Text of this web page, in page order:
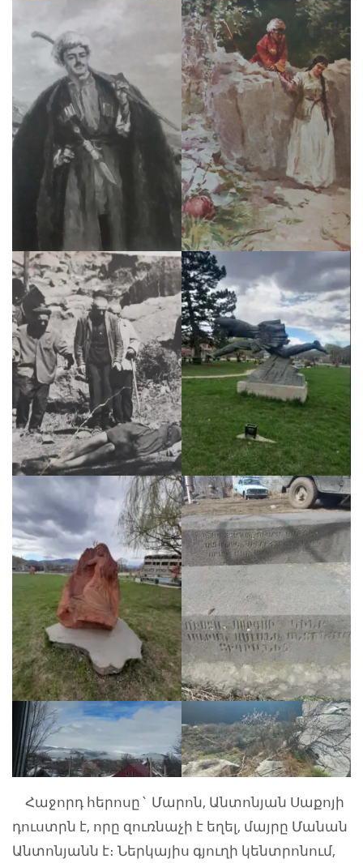
Հաջորդ հերոսը` Մարոն, Անտոնյան Սաքոյի
դուստրն է, որը զուռնաչի է եղել, մայրը Մանան
Անտոնյանն է։ Ներկայիս գյուղի կենտրոնում,